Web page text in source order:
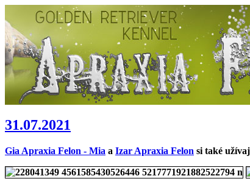
31.07.2021
Gia Apraxia Felon - Mia a Izar Apraxia Felon si také